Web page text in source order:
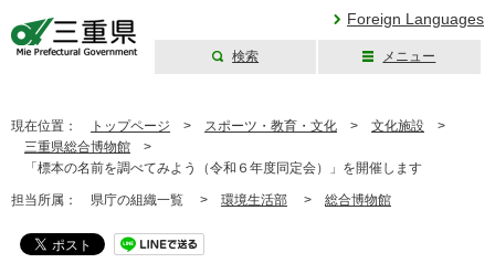
Foreign Languages
検索 メニュー
現在位置： トップページ > スポーツ・教育・文化 > 文化施設 >
三重県総合博物館 >
「標本の名前を調べてみよう（令和６年度同定会）」を開催します
担当所属： 県庁の組織一覧 > 環境生活部 > 総合博物館